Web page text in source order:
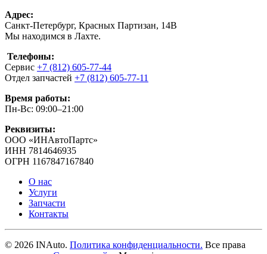
Адрес:
Санкт-Петербург, Красных Партизан, 14В
Мы находимся в Лахте.
Телефоны:
Сервис +7 (812) 605-77-44
Отдел запчастей +7 (812) 605-77-11
Время работы:
Пн-Вс: 09:00–21:00
Реквизиты:
ООО «ИНАвтоПартс»
ИНН 7814646935
ОГРН 1167847167840
О нас
Услуги
Запчасти
Контакты
© 2026 INAuto. Политика конфиденциальности. Все права